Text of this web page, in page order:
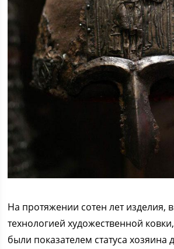
На протяжении сотен лет изделия,
технологией художественной
были показателем статуса хозяина